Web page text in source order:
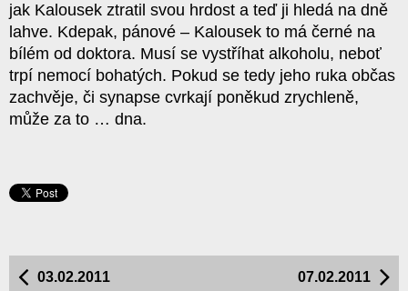
jak Kalousek ztratil svou hrdost a teď ji hledá na dně
lahve. Kdepak, pánové – Kalousek to má černé na
bílém od doktora. Musí se vystříhat alkoholu, neboť
trpí nemocí bohatých. Pokud se tedy jeho ruka občas
zachvěje, či synapse cvrkají poněkud zrychleně,
může za to … dna.
07.02.2011
03.02.2011